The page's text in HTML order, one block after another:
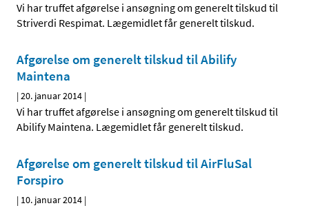
Vi har truffet afgørelse i ansøgning om generelt tilskud til
Striverdi Respimat. Lægemidlet får generelt tilskud.
Afgørelse om generelt tilskud til Abilify
Maintena
|20. januar 2014 |
Vi har truffet afgørelse i ansøgning om generelt tilskud til
Abilify Maintena. Lægemidlet får generelt tilskud.
Afgørelse om generelt tilskud til AirFluSal
Forspiro
| 10. januar 2014 |